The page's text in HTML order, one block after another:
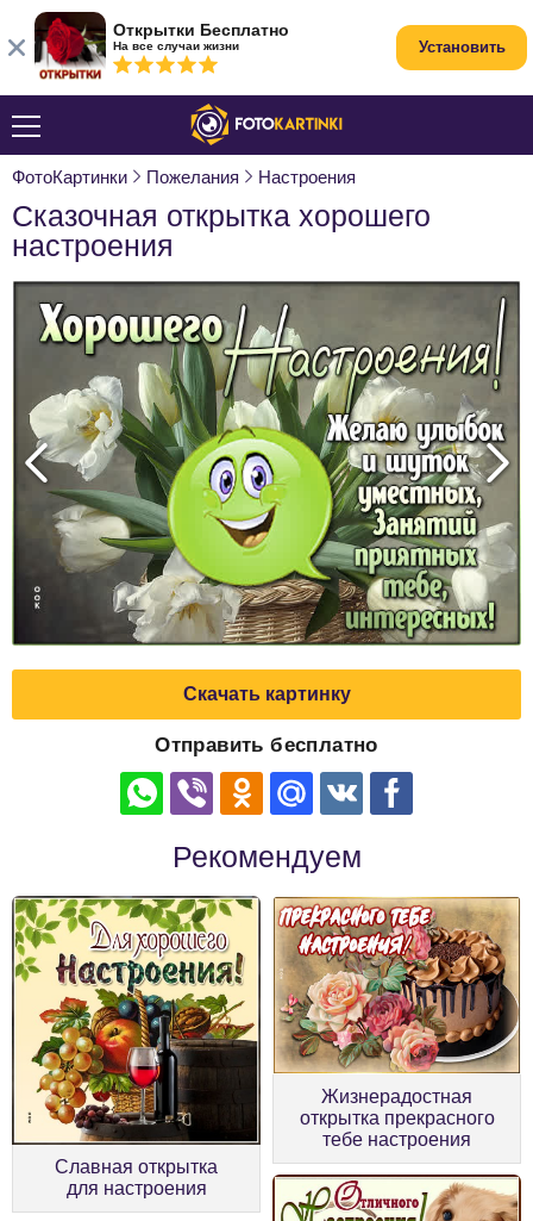
ФотоКартинки Пожелания Настроения
Сказочная открытка хорошего
настроения
Скачать картинку
Отправить бесплатно
Рекомендуем
Славная открытка
для настроения
Жизнерадостная
открытка прекрасного
тебе настроения
Открытки Бесплатно
На все случаи жизни Установить